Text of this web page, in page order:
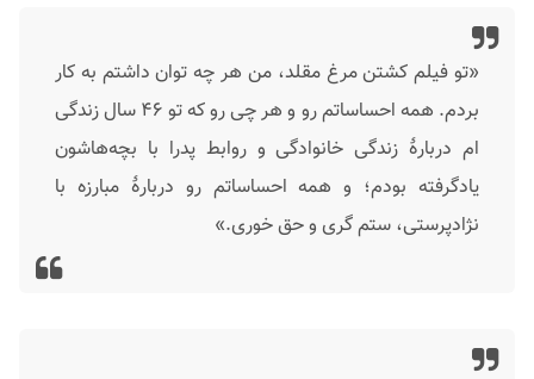
«تو فیلم کشتن مرغ مقلد، من هر چه توان داشتم به کار
بردم. همه احساساتم رو و هر چی رو که تو ۴۶ سال زندگی
ام دربارهٔ زندگی خانوادگی و روابط پدرا با بچه‌هاشون
یادگرفته بودم؛ و همه احساساتم رو دربارهٔ مبارزه با
نژادپرستی، ستم گری و حق خوری.»